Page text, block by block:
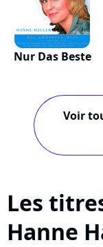
Nur Das Beste
Voir
Les
Hanne